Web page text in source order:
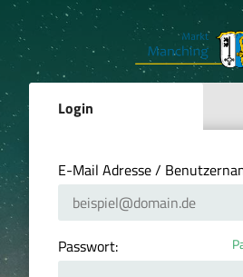
Login
E-Mail Adresse /
Passwort: